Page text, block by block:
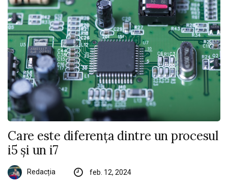
Care este diferența dintre un procesul
i5 și un i7
Redacția feb. 12, 2024